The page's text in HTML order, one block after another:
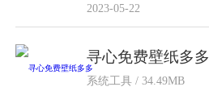
2023-05-22
寻心免费壁纸多多
系统工具 / 34.49MB